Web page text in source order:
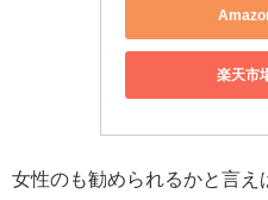
楽天市
女性のも勧められるかと言